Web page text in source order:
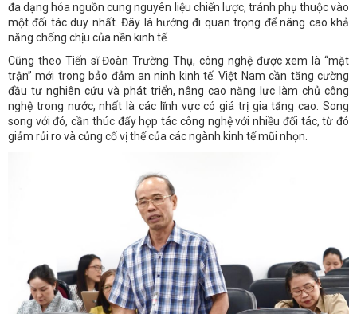
đa dạng hóa nguồn cung nguyên liệu chiến lược, tránh phụ thuộc vào
một đối tác duy nhất. Đây là hướng đi quan trọng để nâng cao khả
năng chống chịu của nền kinh tế.
Cũng theo Tiến sĩ Đoàn Trường Thụ, công nghệ được xem là “mặt
trận” mới trong bảo đảm an ninh kinh tế. Việt Nam cần tăng cường
đầu tư nghiên cứu và phát triển, nâng cao năng lực làm chủ công
nghệ trong nước, nhất là các lĩnh vực có giá trị gia tăng cao. Song
song với đó, cần thúc đẩy hợp tác công nghệ với nhiều đối tác, từ đó
giảm rủi ro và củng cố vị thế của các ngành kinh tế mũi nhọn.